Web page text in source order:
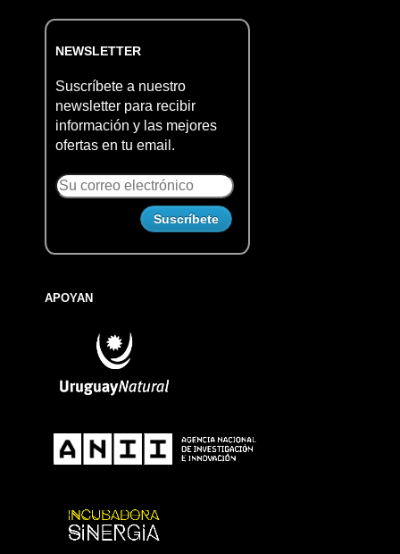
NEWSLETTER
Suscríbete a nuestro
newsletter para recibir
información y las mejores
ofertas en tu email.
APOYAN